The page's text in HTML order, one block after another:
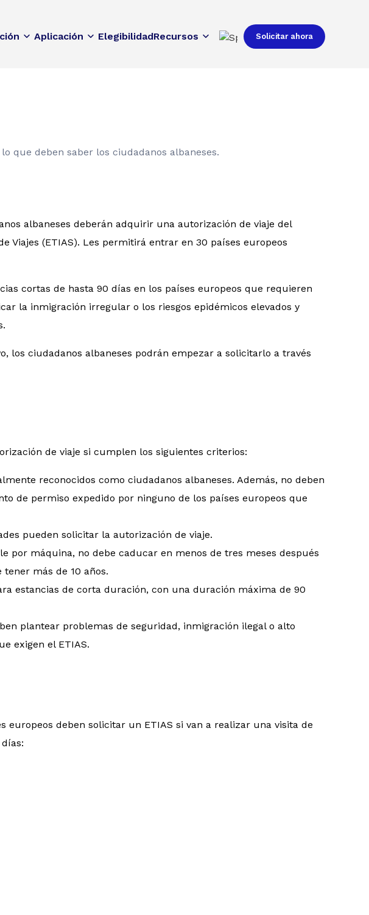
Aplicación ElegibilidadRecursos Solicitar ahora
que deben saber los ciudadanos albaneses.
albaneses deberán adquirir una autorización de viaje del
Viajes (ETIAS). Les permitirá entrar en 30 países europeos
cortas de hasta 90 días en los países europeos que requieren
la inmigración irregular o los riesgos epidémicos elevados y
los ciudadanos albaneses podrán empezar a solicitarlo a través
de viaje si cumplen los siguientes criterios:
reconocidos como ciudadanos albaneses. Además, no deben
de permiso expedido por ninguno de los países europeos que
pueden solicitar la autorización de viaje.
por máquina, no debe caducar en menos de tres meses después
más de 10 años.
estancias de corta duración, con una duración máxima de 90
plantear problemas de seguridad, inmigración ilegal o alto
exigen el ETIAS.
europeos deben solicitar un ETIAS si van a realizar una visita de